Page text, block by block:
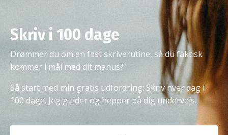
Skriv i 100 dage
Drømmer du om en fast skriverutine, så du faktisk
kommer i mål med dit manus?
Så start med min gratis udfordring: Skriv hver dag i
100 dage. Jeg guider og hepper på dig undervejs.